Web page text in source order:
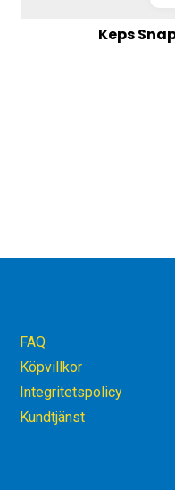
Keps
FAQ
Köpvillkor
Integritetspolicy
Kundtjänst